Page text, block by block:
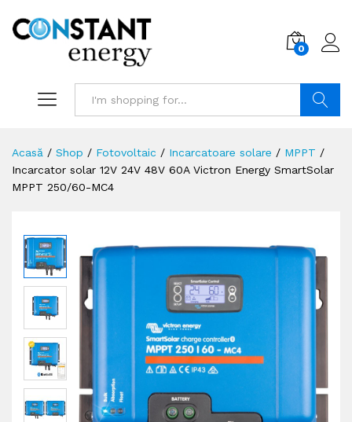
0
Acasă / Shop / Fotovoltaic / Incarcatoare solare / MPPT /
Incarcator solar 12V 24V 48V 60A Victron Energy SmartSolar
MPPT 250/60-MC4